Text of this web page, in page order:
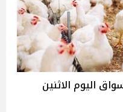
قائمة بأسعار الدواجن في الأسواق‎‎ اليوم الاثنين